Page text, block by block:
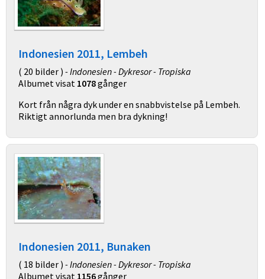
Indonesien 2011, Lembeh
( 20 bilder ) - Indonesien - Dykresor - Tropiska
Albumet visat 1078gånger
Kort från några dyk under en snabbvistelse på Lembeh.
Riktigt annorlunda men bra dykning!
Indonesien 2011, Bunaken
( 18 bilder ) - Indonesien - Dykresor - Tropiska
Albumet visat 1156gånger